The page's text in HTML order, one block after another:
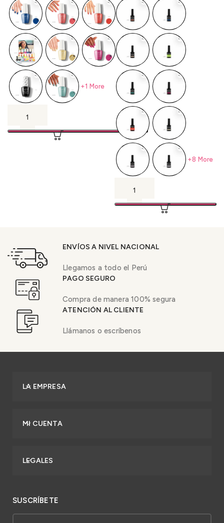
+1 More
+8 More
ENVÍOS A NIVEL NACIONAL
Llegamos a todo el Perú
PAGO SEGURO
Compra de manera 100% segura
ATENCIÓN AL CLIENTE
Llámanos o escríbenos
LA EMPRESA
MI CUENTA
LEGALES
SUSCRÍBETE